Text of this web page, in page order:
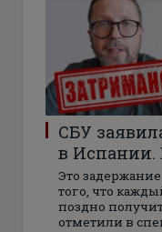
СБУ
в
Это
того, что
поздно
отметили в